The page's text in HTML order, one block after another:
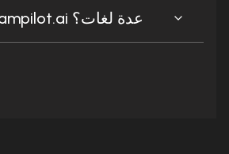
هل يدعم Teampilot.ai عدة لغات؟